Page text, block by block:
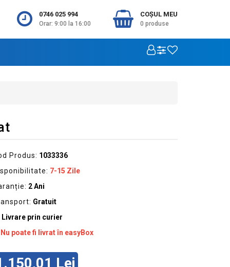
0746 025 994
Orar: 9:00 la 16:00
COŞUL MEU
0 produse
Produs: 1033336
7-15 Zile
2 Ani
Gratuit
Livrare prin curier
poate fi livrat în easyBox
Lei